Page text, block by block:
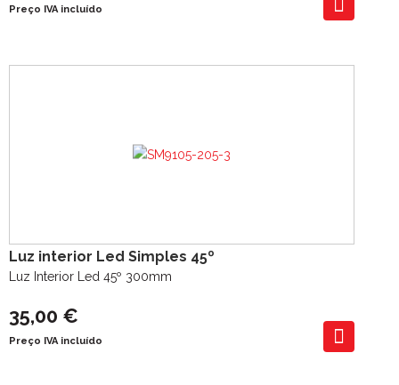
Preço IVA incluído
Luz interior Led Simples 45º
Luz Interior Led 45º 300mm
35,00 €
Preço IVA incluído